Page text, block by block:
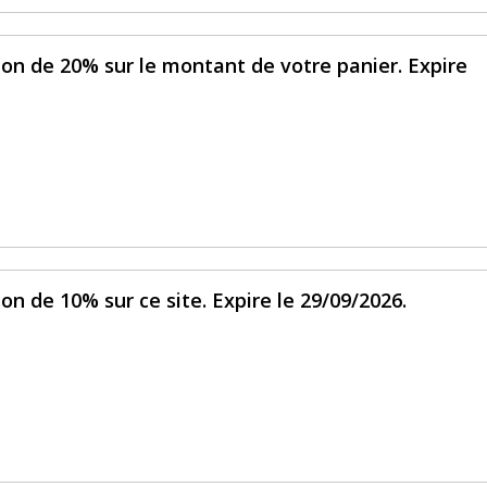
de 20% sur le montant de votre panier. Expire
de 10% sur ce site. Expire le 29/09/2026.